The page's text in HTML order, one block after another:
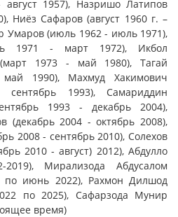
1957), Назришо Латипов
Ниёз Сафаров (август 1960 г. –
Умаров (июль 1962 - июль 1971),
1971 - март 1972), Икбол
(март 1973 - май 1980), Тагай
1990), Махмуд Хакимович
1993), Самариддин
1993 - декабрь 2004),
(декабрь 2004 - октябрь 2008),
2008 - сентябрь 2010), Солехов
2010 - август) 2012), Абдулло
2019), Мирализода Абдусалом
по июнь 2022), Рахмон Дилшод
по 2025), Сафарзода Мунир
время)